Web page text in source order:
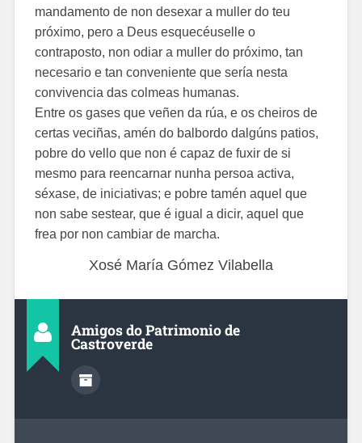
mandamento de non desexar a muller do teu
próximo, pero a Deus esquecéuselle o
contraposto, non odiar a muller do próximo, tan
necesario e tan conveniente que sería nesta
convivencia das colmeas humanas.
Entre os gases que veñen da rúa, e os cheiros de
certas veciñas, amén do balbordo dalgúns patios,
pobre do vello que non é capaz de fuxir de si
mesmo para reencarnar nunha persoa activa,
séxase, de iniciativas; e pobre tamén aquel que
non sabe sestear, que é igual a dicir, aquel que
frea por non cambiar de marcha.
Xosé María Gómez Vilabella
Amigos do Patrimonio de
Castroverde